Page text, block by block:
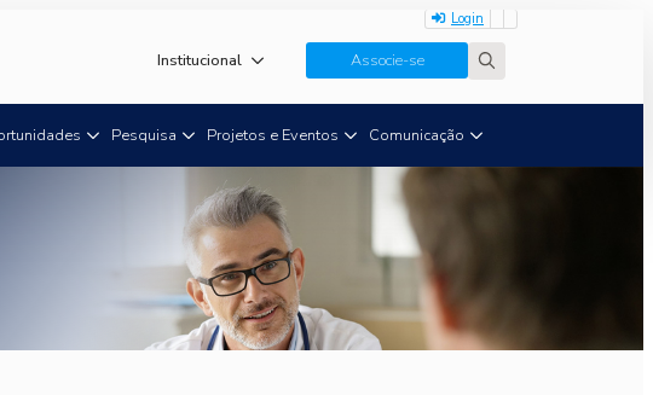
Login
Institucional Associe-se
Pesquisa Projetos e Eventos Comunicação